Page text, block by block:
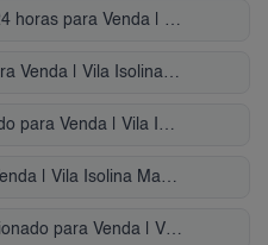
Apartamento com portaria 24 horas para Venda | Vila Isolina Mazzei
Casa Térrea com quintal para Venda | Vila Isolina Mazzei
Sobrado com ar condicionado para Venda | Vila Isolina Mazzei
Sobrado com quintal para Venda | Vila Isolina Mazzei
Apartamento com ar condicionado para Venda | Vila Isolina Mazzei